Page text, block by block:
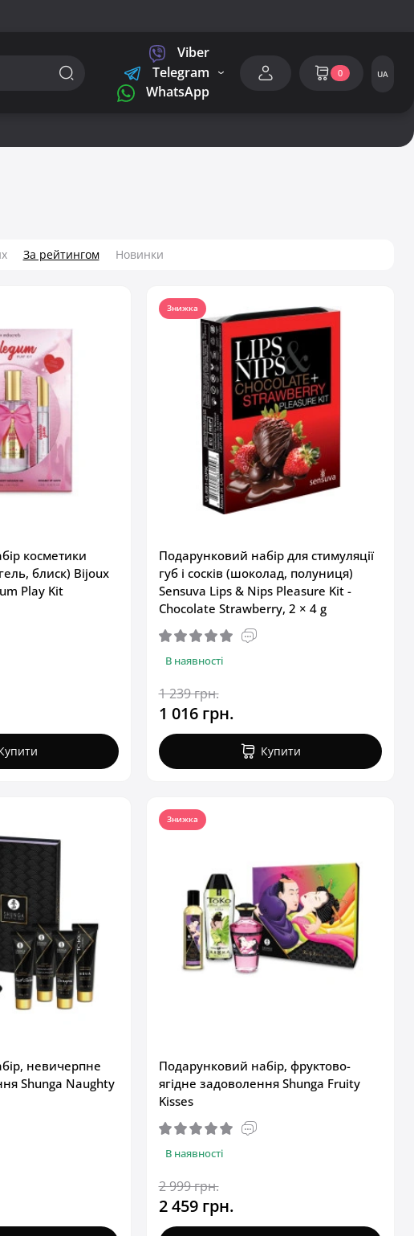
Viber
Telegram
WhatsApp
0 UA
За рейтингом Новинки
косметики
блиск) Bijoux
Play Kit
Знижка
Подарунковий набір для стимуляції
губ і сосків (шоколад, полуниця)
Sensuva Lips & Nips Pleasure Kit -
Chocolate Strawberry, 2 × 4 g
В наявності
1 239 грн.
1 016 грн.
Купити
невичерпне
Shunga Naughty
Знижка
Подарунковий набір, фруктово-
ягідне задоволення Shunga Fruity
Kisses
В наявності
2 999 грн.
2 459 грн.